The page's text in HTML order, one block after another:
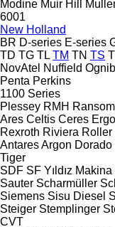
Modine Muir Hill
6001
New Holland
BR D-series E-series
TD TG TL TM TN TS
NovAtel Nuffield
Penta Perkins
1100 Series
Plessey RMH
Ares Celtis Ceres
Rexroth Riviera Roller
AntaresArgon Dorado
Tiger
SDF SF Yıldız Makina
Sauter Scharmüller
Siemens Sisu Diesel
Steiger Stemplinger
CVT